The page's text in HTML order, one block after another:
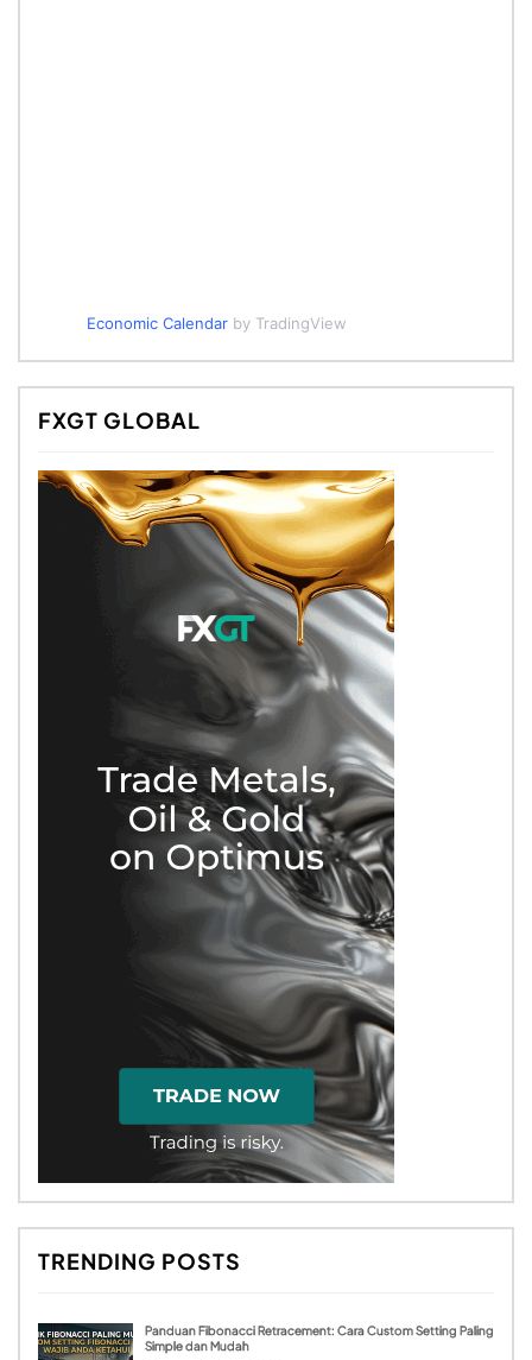
Economic Calendarby TradingView
FXGT GLOBAL
TRENDING POSTS
Panduan Fibonacci Retracement: Cara Custom Setting Paling
Simple dan Mudah